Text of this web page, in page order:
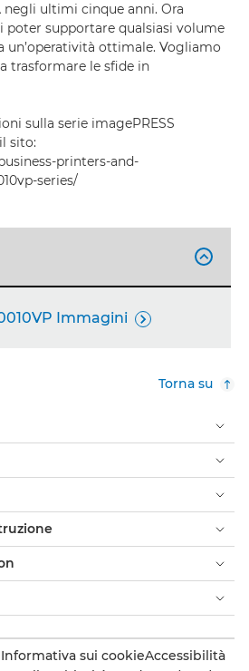
negli ultimi cinque anni. Ora
poter supportare qualsiasi volume
un’operatività ottimale. Vogliamo
trasformare le sfide in
sulla serie imagePRESS
sito:
printers-and-
series/

Immagini 
Torna su
Informativa sui cookieAccessibilità